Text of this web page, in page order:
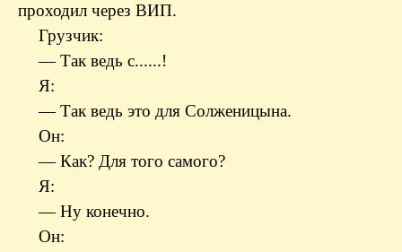
проходил через ВИП.
Грузчик:
— Так ведь с......!
Я:
— Так ведь это для Солженицына.
Он:
— Как? Для того самого?
Я:
— Ну конечно.
Он: